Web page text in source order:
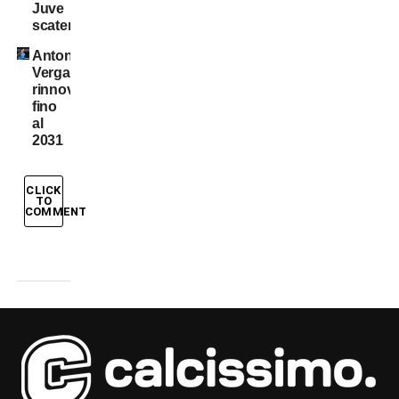
Juve
scatenata!
Antonio
Vergara,
rinnovo
fino
al
2031
CLICK
TO
COMMENT